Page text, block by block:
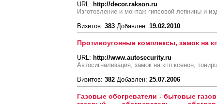
URL: http://decor.rakson.ru
Изготовление и монтаж гипсовой лепнины и
Визитов: 383 Добавлен: 19.02.2010
Противоугонные комплексы, замок на
URL: http://www.autosecurity.ru
Автосигнализация, замок на кпп ксенон,
Визитов: 382 Добавлен: 25.07.2006
Газовые обогреватели - бытовые